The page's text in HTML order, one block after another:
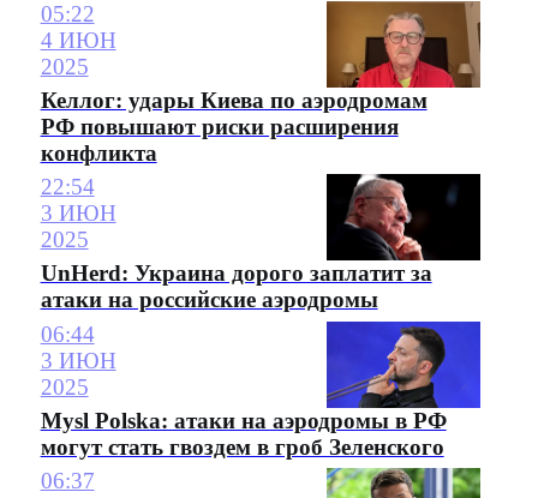
05:22
4 ИЮН
2025
Келлог: удары Киева по аэродромам
РФ повышают риски расширения
конфликта
22:54
3 ИЮН
2025
UnHerd: Украина дорого заплатит за
атаки на российские аэродромы
06:44
3 ИЮН
2025
Mysl Polska: атаки на аэродромы в РФ
могут стать гвоздем в гроб Зеленского
06:37